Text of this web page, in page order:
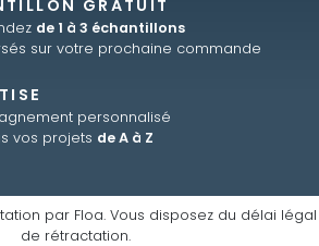
GRATUIT
de 1 à 3 échantillons
sur votre prochaine commande
personnalisé
vos projets de A à Z
par Floa. Vous disposez du délai légal
de rétractation.